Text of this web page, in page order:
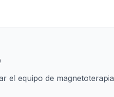
el equipo de magnetoterapia